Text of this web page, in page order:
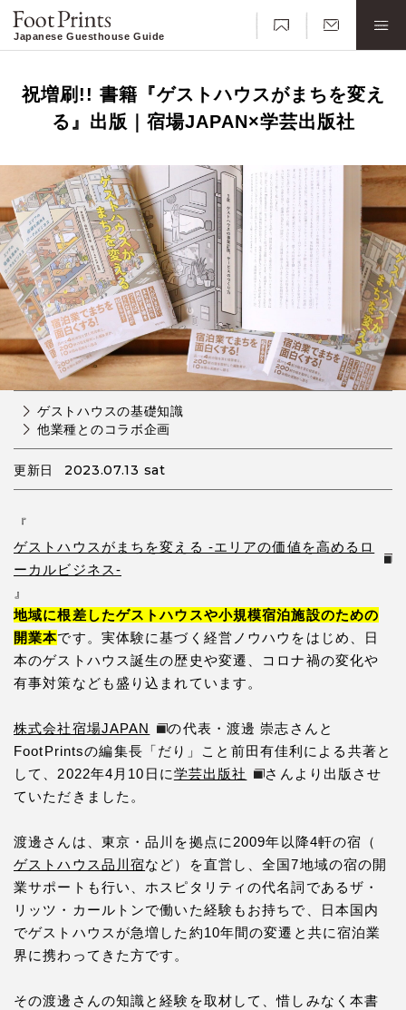
Japanese Guesthouse Guide
祝増刷!! 書籍『ゲストハウスがまちを変え
る』出版｜宿場JAPAN×学芸出版社
ゲストハウスの基礎知識
他業種とのコラボ企画
更新日 2023.07.13 sat
『
ゲストハウスがまちを変える -エリアの価値を高めるロ
ーカルビジネス-
』
地域に根差したゲストハウスや小規模宿泊施設のための
開業本です。実体験に基づく経営ノウハウをはじめ、日
本のゲストハウス誕生の歴史や変遷、コロナ禍の変化や
有事対策なども盛り込まれています。
株式会社宿場JAPAN
の代表・渡邊 崇志さんと
FootPrintsの編集長「だり」こと前田有佳利による共著と
して、2022年4月10日に学芸出版社
さんより出版させ
ていただきました。
渡邊さんは、東京・品川を拠点に2009年以降4軒の宿（
ゲストハウス品川宿など）を直営し、全国7地域の宿の開
業サポートも行い、ホスピタリティの代名詞であるザ・
リッツ・カールトンで働いた経験もお持ちで、日本国内
でゲストハウスが急増した約10年間の変遷と共に宿泊業
界に携わってきた方です。
その渡邊さんの知識と経験を取材して、惜しみなく本書